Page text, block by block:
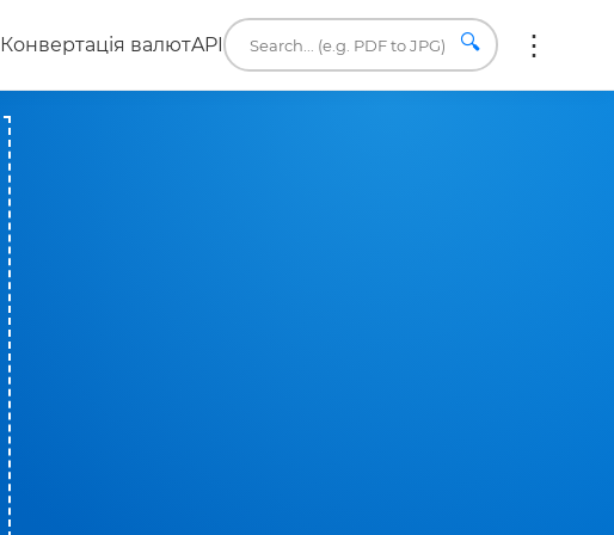
Конвертація валютAPI 🔍